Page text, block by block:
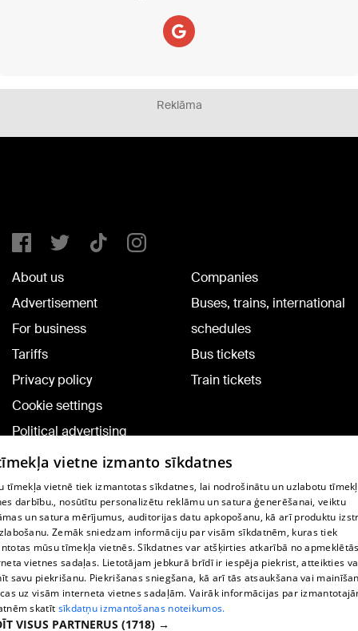
Reklāma
About us
Advertisement
For business
Tariffs
Privacy policy
Cookie settings
Political advertising
Cookie policy
Commenting terms
Companies
Buses, trains, international
schedules
Bus tickets
Train tickets
TV program
Contract rules
360 Ziņu kontakti
Helio Media
vietne izmanto sīkdatnes
tīmekļa vietnē tiek izmantotas sīkdatnes, lai nodrošinātu un uzlabotu
darbību., nosūtītu personalizētu reklāmu un satura ģenerēšanai, veiktu
un satura mērījumus, auditorijas datu apkopošanu, kā arī produktu
Zemāk sniedzam informāciju par visām sīkdatnēm, kuras tiek
mūsu tīmekļa vietnēs. Sīkdatnes var atšķirties atkarībā no
vietnes sadaļas. Lietotājam jebkurā brīdī ir iespēja piekrist, atteikties
savu piekrišanu. Piekrišanas sniegšana, kā arī tās atsaukšana vai
uz visām interneta vietnes sadaļām. Vairāk informācijas par
skatīt sīkdatņu izmantošanas noteikumos.
VISUS PARTNERUS (1718) →